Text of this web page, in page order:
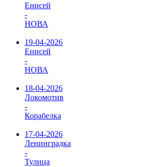
Енисей
-
НОВА
19-04-2026
Енисей
-
НОВА
18-04-2026
Локомотив
-
Корабелка
17-04-2026
Ленинградка
-
Тулица